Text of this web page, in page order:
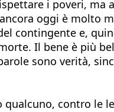
i poveri,
oggi è molto
contingente e,
Il bene è più
sono verità,
contro le